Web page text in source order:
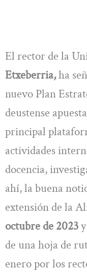
El rector de la
Etxeberria,ha
nuevo Plan
deustense
principal
actividades
docencia,
ahí, la buena
extensión de la
octubre de 2023
de una hoja de
enero por los